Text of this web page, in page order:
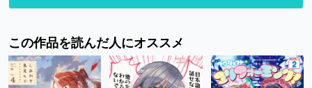
この作品を読んだ人にオススメ